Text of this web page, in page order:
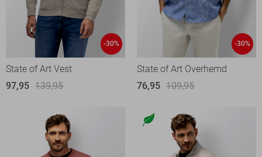
-30%
State of Art Vest
97,95 139,95
-30%
State of Art Overhemd
76,95 109,95